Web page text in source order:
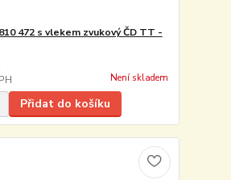
472 s vlekem zvukový ČD TT -
Není skladem
Přidat do košíku